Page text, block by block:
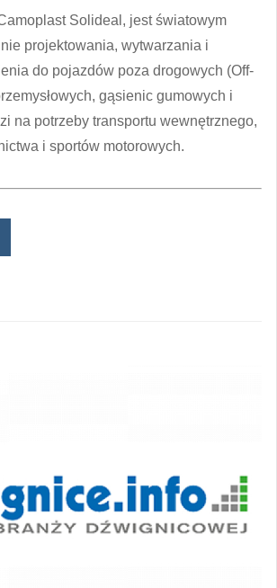
Solideal, jest światowym
projektowania, wytwarzania i
do pojazdów poza drogowych (Off-
gąsienic gumowych i
na potrzeby transportu wewnętrznego,
i sportów motorowych.